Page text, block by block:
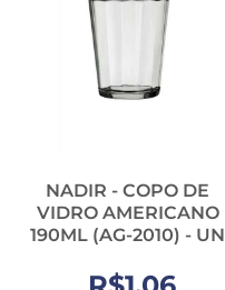
NADIR - COPO DE
VIDRO AMERICANO
190ML (AG-2010) - UN